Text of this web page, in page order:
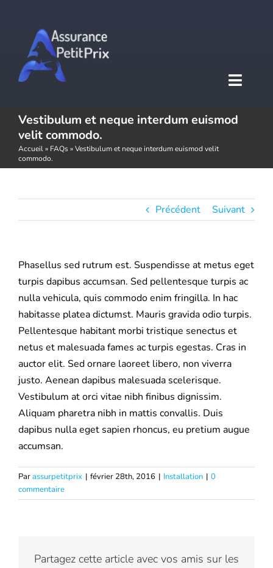
contenu
Accueil
Assurance auto
Mutuelle santé
Assurance Décennale
Blog
Vestibulum et neque interdum euismod
velit commodo.
Accueil» FAQs»Vestibulum et neque interdum euismod velit
commodo.
Précédent Suivant
Phasellus sed rutrum est. Suspendisse at metus eget
turpis dapibus accumsan. Sed pellentesque turpis ac
nulla vehicula, quis commodo enim fringilla. In hac
habitasse platea dictumst. Mauris gravida odio turpis.
Pellentesque habitant morbi tristique senectus et
netus et malesuada fames ac turpis egestas. Cras in
auctor elit. Sed ornare laoreet libero, non viverra
justo. Aenean dapibus malesuada scelerisque.
Vestibulum at orci vitae nibh finibus dignissim.
Aliquam pharetra nibh in mattis convallis. Duis
dapibus nulla eget sapien rhoncus, eu pretium augue
accumsan.
Parassurpetitprix | février 28th, 2016 | Installation | 0
commentaire
Partagez cette article avec vos amis sur les